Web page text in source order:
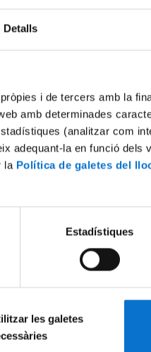
Detalls
i de tercers amb la
amb determinades
(analitzar com
adequant-la en funció
la Política de galetes del
Estadístiques
les galetes
Try again